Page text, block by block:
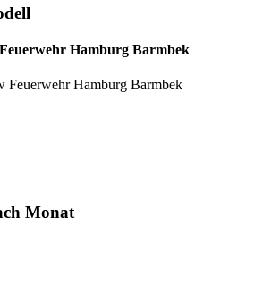
Hamburg Barmbek
Monat